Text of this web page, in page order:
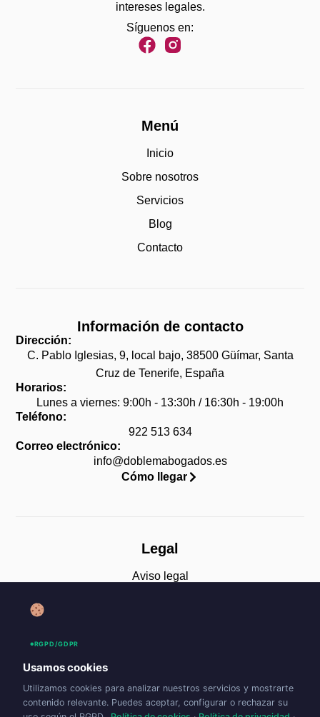
intereses legales.
Síguenos en:
Menú
Inicio
Sobre nosotros
Servicios
Blog
Contacto
Información de contacto
Dirección:
C. Pablo Iglesias, 9, local bajo, 38500 Güímar, Santa
Cruz de Tenerife, España
Horarios:
Lunes a viernes: 9:00h - 13:30h / 16:30h - 19:00h
Teléfono:
922 513 634
Correo electrónico:
info@doblemabogados.es
Cómo llegar
Legal
Aviso legal
RGPD/GDPR
Usamos cookies
Utilizamos cookies para analizar nuestros servicios y mostrarte
contenido relevante. Puedes aceptar, configurar o rechazar su